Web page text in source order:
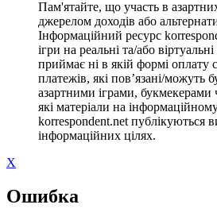
Пам'ятайте, що участь в
джерелом доходів або
Інформаційний ресурс
ігри на реальні та/або
приймає ні в якій формі оплату
платежів, які пов’язані/можуть
азартними іграми, букмекерами
які матеріали на
korrespondent.net публікуються
інформаційних цілях.
X
Ошибка